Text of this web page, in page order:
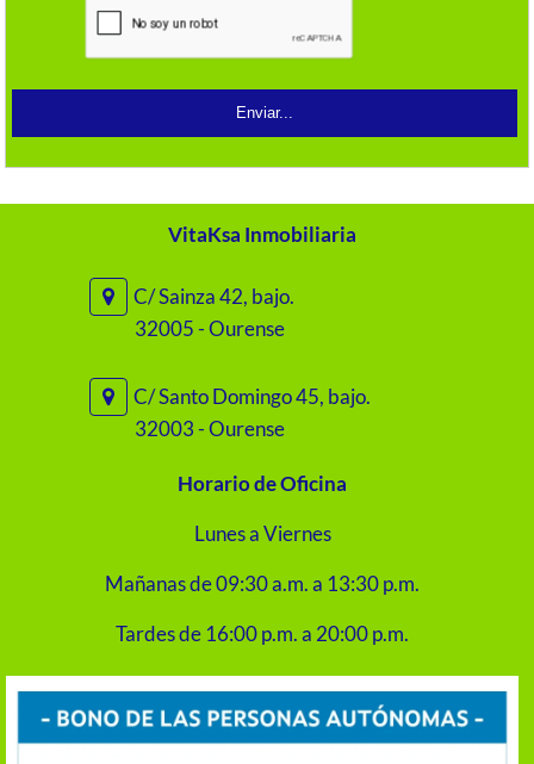
VitaKsa Inmobiliaria
C/ Sainza 42, bajo.
32005 - Ourense
C/ Santo Domingo 45, bajo.
32003 - Ourense
Horario de Oficina
Lunes a Viernes
Mañanas de 09:30 a.m. a 13:30 p.m.
Tardes de 16:00 p.m. a 20:00 p.m.